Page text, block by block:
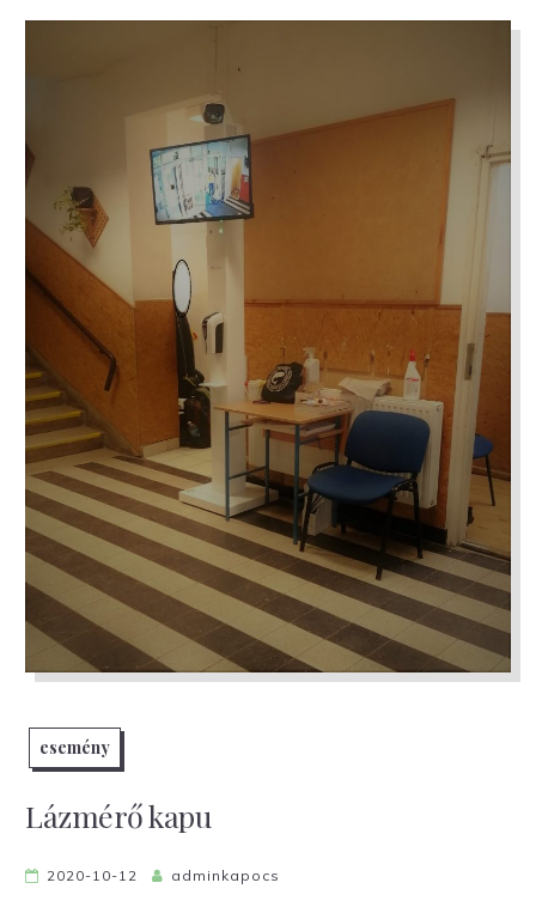
esemény
Lázmérő kapu
2020-10-12 adminkapocs